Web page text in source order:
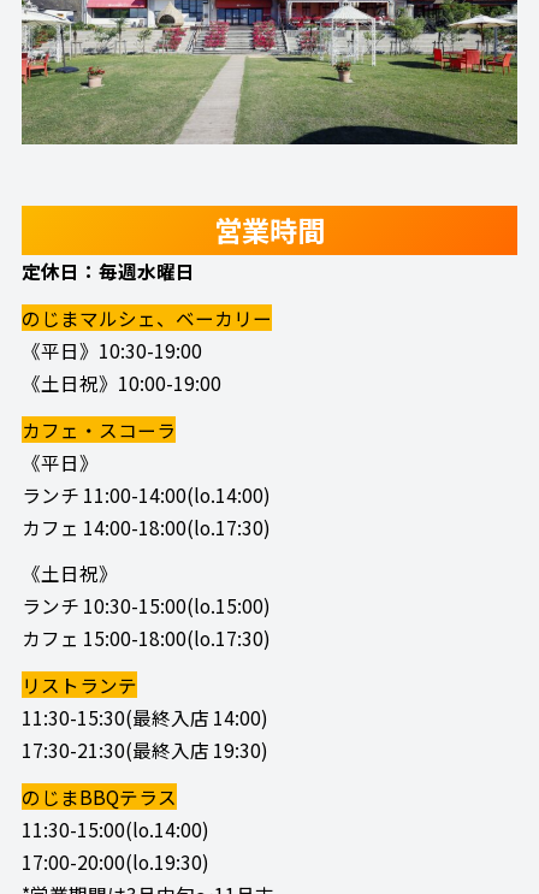
営業時間
定休日：毎週水曜日
のじまマルシェ、ベーカリー
《平日》10:30-19:00
《土日祝》10:00-19:00
カフェ・スコーラ
《平日》
ランチ 11:00-14:00(lo.14:00)
カフェ 14:00-18:00(lo.17:30)
《土日祝》
ランチ 10:30-15:00(lo.15:00)
カフェ 15:00-18:00(lo.17:30)
リストランテ
11:30-15:30(最終入店 14:00)
17:30-21:30(最終入店 19:30)
のじまBBQテラス
11:30-15:00(lo.14:00)
17:00-20:00(lo.19:30)